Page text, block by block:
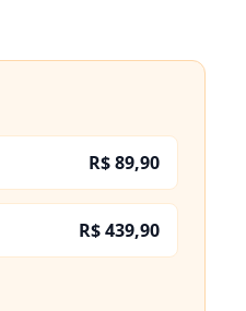
R$ 89,90
R$ 439,90